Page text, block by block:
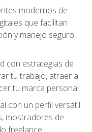
modernos de
que facilitan
y manejo seguro
con estrategias de
tu trabajo, atraer a
tu marca personal.
con un perfil versátil
mostradores de
freelance.